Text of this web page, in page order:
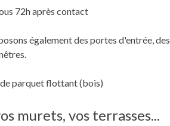
72h après contact
également des portes d'entrée,
parquet flottant (bois)
murets, vos terrasses...